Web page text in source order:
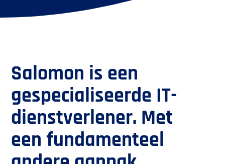
Salomon is een
gespecialiseerde IT-
dienstverlener. Met
een fundamenteel